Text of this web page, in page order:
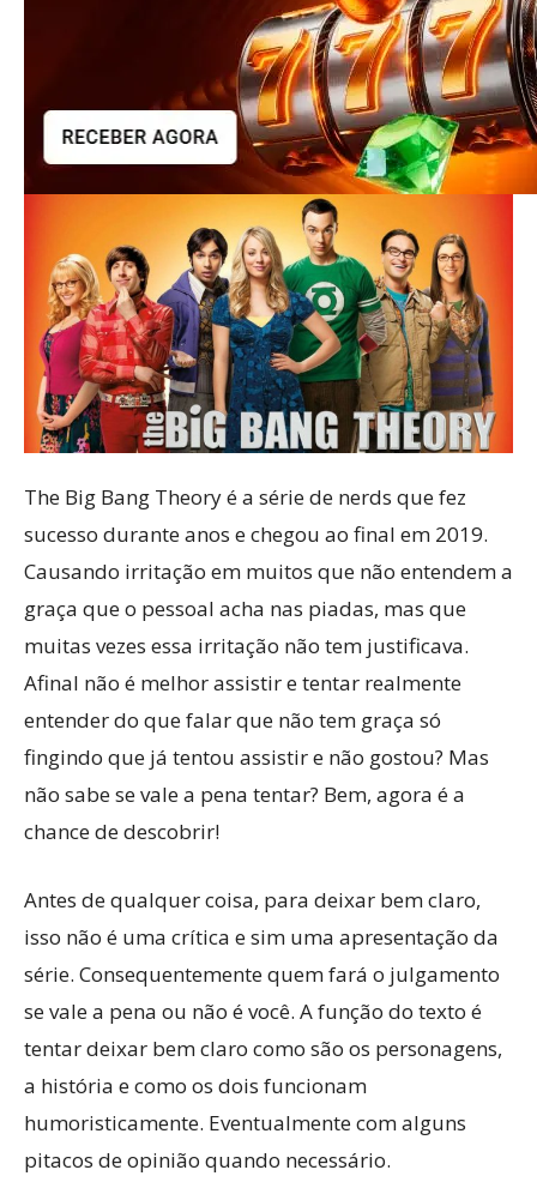
The Big Bang Theory é a série de nerds que fez
sucesso durante anos e chegou ao final em 2019.
Causando irritação em muitos que não entendem a
graça que o pessoal acha nas piadas, mas que
muitas vezes essa irritação não tem justificava.
Afinal não é melhor assistir e tentar realmente
entender do que falar que não tem graça só
fingindo que já tentou assistir e não gostou? Mas
não sabe se vale a pena tentar? Bem, agora é a
chance de descobrir!
Antes de qualquer coisa, para deixar bem claro,
isso não é uma crítica e sim uma apresentação da
série. Consequentemente quem fará o julgamento
se vale a pena ou não é você. A função do texto é
tentar deixar bem claro como são os personagens,
a história e como os dois funcionam
humoristicamente. Eventualmente com alguns
pitacos de opinião quando necessário.